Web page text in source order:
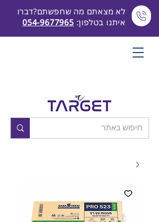
לא מצאתם מה שחפשתם?דברו
איתנו בטלפון: 054-9677965